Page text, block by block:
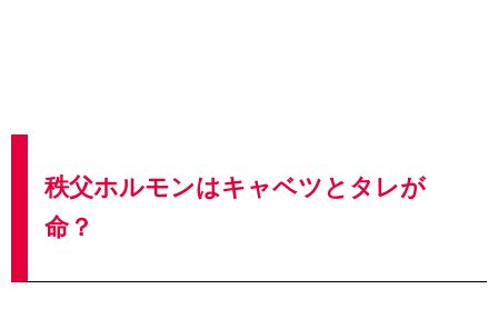
秩父ホルモンはキャベツとタレが
命？